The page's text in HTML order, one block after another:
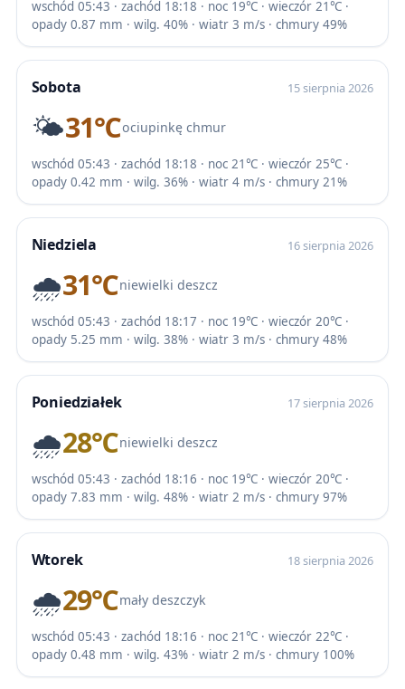
wschód 05:43 · zachód 18:18 · noc 19℃ · wieczór 21℃ ·
opady 0.87 mm · wilg. 40% · wiatr 3 m/s · chmury 49%
Sobota 15 sierpnia 2026
🌤️31℃ociupinkę chmur
wschód 05:43 · zachód 18:18 · noc 21℃ · wieczór 25℃ ·
opady 0.42 mm · wilg. 36% · wiatr 4 m/s · chmury 21%
Niedziela 16 sierpnia 2026
🌧️31℃niewielki deszcz
wschód 05:43 · zachód 18:17 · noc 19℃ · wieczór 20℃ ·
opady 5.25 mm · wilg. 38% · wiatr 3 m/s · chmury 48%
Poniedziałek 17 sierpnia 2026
🌧️28℃niewielki deszcz
wschód 05:43 · zachód 18:16 · noc 19℃ · wieczór 20℃ ·
opady 7.83 mm · wilg. 48% · wiatr 2 m/s · chmury 97%
Wtorek 18 sierpnia 2026
🌧️29℃mały deszczyk
wschód 05:43 · zachód 18:16 · noc 21℃ · wieczór 22℃ ·
opady 0.48 mm · wilg. 43% · wiatr 2 m/s · chmury 100%